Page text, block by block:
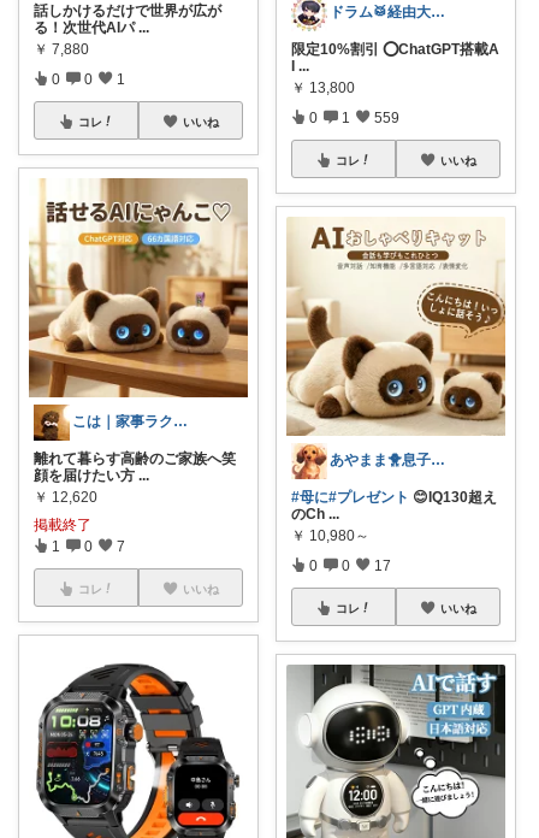
話しかけるだけで世界が広が
る！次世代AIパ ...
￥ 7,880
0 0 1
コレ いいね
こは｜家事ラクと暮らしの趣味↗️楽天市場
離れて暮らす高齢のご家族へ笑
顔を届けたい方 ...
￥ 12,620
掲載終了
1 0 7
コレ いいね
ドラム🥁経由大感謝🉐
限定10%割引 ⭕️ChatGPT搭載A
I ...
￥ 13,800
0 1 559
コレ いいね
あやまま🐥息子がインフルエンザA型😨
#母に#プレゼント 😊IQ130超え
のCh ...
￥ 10,980～
0 0 17
コレ いいね